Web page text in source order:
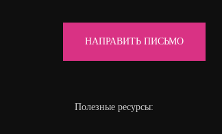
НАПРАВИТЬ ПИСЬМО
Полезные ресурсы: